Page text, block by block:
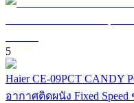
5
Haier CE-09PCT CANDY
อากาศติดผนัง Fixed